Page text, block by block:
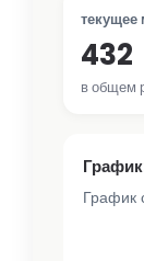
текущее
432
в общем
График